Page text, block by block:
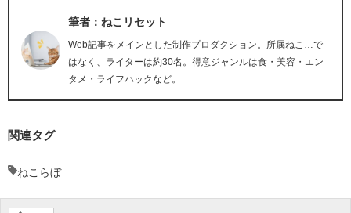
筆者：ねこリセット
Web記事をメインとした制作プロダクション。所属ねこ…で
はなく、ライターは約30名。得意ジャンルは食・美容・エン
タメ・ライフハックなど。
関連タグ
ねこらぼ